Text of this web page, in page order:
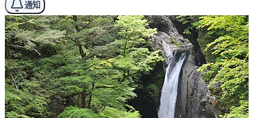
通知